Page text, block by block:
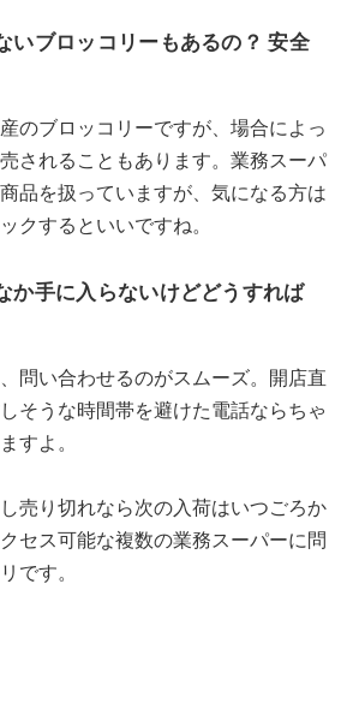
いブロッコリーもあるの？ 安全
のブロッコリーですが、場合によっ
されることもあります。業務スーパ
品を扱っていますが、気になる方は
クするといいですね。
か手に入らないけどどうすれば
問い合わせるのがスムーズ。開店直
そうな時間帯を避けた電話ならちゃ
すよ。
売り切れなら次の入荷はいつごろか
セス可能な複数の業務スーパーに問
です。